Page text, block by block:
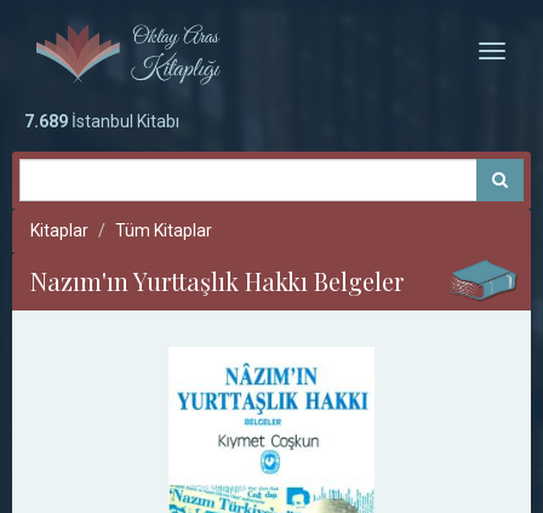
Toggle
7.689 İstanbul Kitabı
Kitaplar Tüm Kitaplar
Nazım'ın Yurttaşlık Hakkı Belgeler